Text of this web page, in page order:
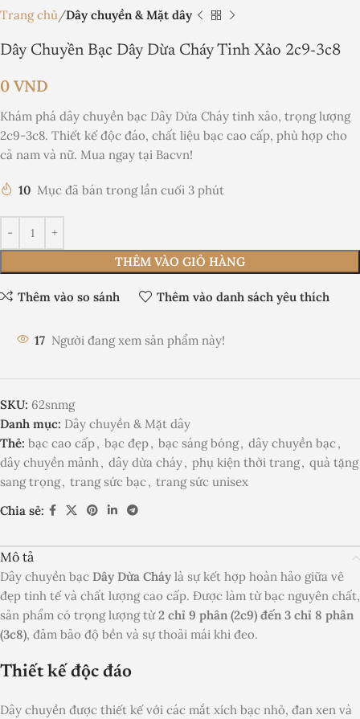
Trang chủ Dây chuyền & Mặt dây
Dây Chuyền Bạc Dây Dừa Cháy Tinh Xảo 2c9-3c8
0 VND
Khám phá dây chuyền bạc Dây Dừa Cháy tinh xảo, trọng lượng
2c9-3c8. Thiết kế độc đáo, chất liệu bạc cao cấp, phù hợp cho
cả nam và nữ. Mua ngay tại Bacvn!
10 Mục đã bán trong lần cuối 3 phút
THÊM VÀO GIỎ HÀNG
Thêm vào so sánh Thêm vào danh sách yêu thích
17 Người đang xem sản phẩm này!
SKU: 62snmg
Danh mục: Dây chuyền & Mặt dây
Thẻ: bạc cao cấp, bạc đẹp, bạc sáng bóng, dây chuyền bạc,
dây chuyền mảnh, dây dừa cháy, phụ kiện thời trang, quà tặng
sang trọng, trang sức bạc, trang sức unisex
Chia sẻ:
Mô tả
Dây chuyền bạc Dây Dừa Cháy là sự kết hợp hoàn hảo giữa vẻ
đẹp tinh tế và chất lượng cao cấp. Được làm từ bạc nguyên chất,
sản phẩm có trọng lượng từ2 chỉ 9 phân (2c9) đến 3 chỉ 8 phân
(3c8), đảm bảo độ bền và sự thoải mái khi đeo.
Thiết kế độc đáo
Dây chuyền được thiết kế với các mắt xích bạc nhỏ, đan xen và